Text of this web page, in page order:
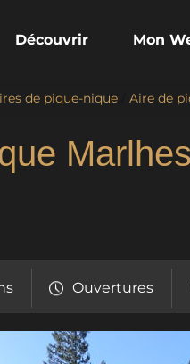
Découvrir Mon
de pique-nique Aire de
Ouvertures